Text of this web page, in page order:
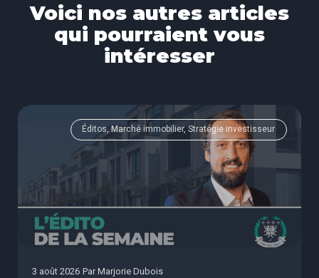
Voici nos autres articles
qui pourraient vous
intéresser
Éditos, Marché immobilier, Stratégie investisseur
3 août 2026 Par Marjorie Dubois